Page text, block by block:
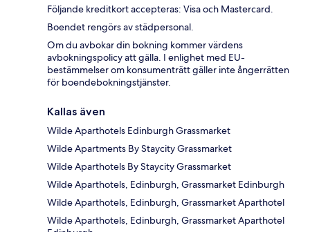
Följande kreditkort accepteras: Visa och Mastercard.
Boendet rengörs av städpersonal.
Om du avbokar din bokning kommer värdens
avbokningspolicy att gälla. I enlighet med EU-
bestämmelser om konsumenträtt gäller inte ångerrätten
för boendebokningstjänster.
Kallas även
Wilde Aparthotels Edinburgh Grassmarket
Wilde Apartments By Staycity Grassmarket
Wilde Aparthotels By Staycity Grassmarket
Wilde Aparthotels, Edinburgh, Grassmarket Edinburgh
Wilde Aparthotels, Edinburgh, Grassmarket Aparthotel
Wilde Aparthotels, Edinburgh, Grassmarket Aparthotel